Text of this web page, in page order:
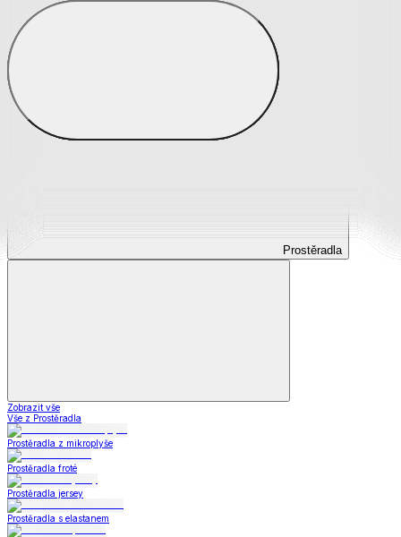
Prostěradla
Prostěradla
Zobrazit vše
Vše z Prostěradla
Prostěradla z mikroplyše
Prostěradla froté
Prostěradla jersey
Prostěradla s elastanem